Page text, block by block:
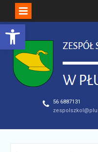
Open toolbar
Skip
to
content
56 6887131